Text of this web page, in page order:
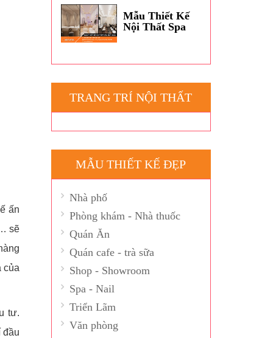
ấn
sẽ
của
tư.
đầu
Mẫu Thiết Kế
Nội Thất Spa
TRANG TRÍ NỘI THẤT
MẪU THIẾT KẾ ĐẸP
Nhà phố
Phòng khám - Nhà thuốc
Quán Ăn
Quán cafe - trà sữa
Shop - Showroom
Spa - Nail
Triển Lãm
Văn phòng